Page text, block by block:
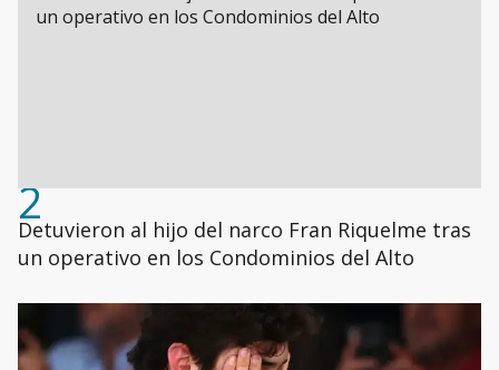
2
Detuvieron al hijo del narco Fran Riquelme tras
un operativo en los Condominios del Alto